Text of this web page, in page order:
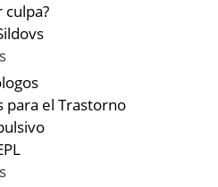
para el Trastorno